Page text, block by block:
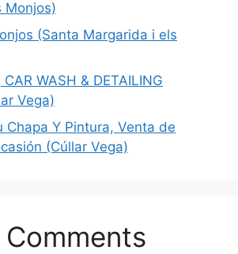
Monjos)
(Santa Margarida i els
WASH & DETAILING
Vega)
Chapa Y Pintura, Venta de
(Cúllar Vega)